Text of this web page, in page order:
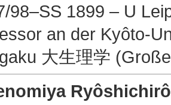
98–SS 1899 – U
an der Kyôto-
大生理学